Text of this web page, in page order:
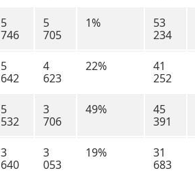
5
746
5
705
1%
53
234
5
642
4
623
22%
41
252
5
532
3
706
49%
45
391
3
640
3
053
19%
31
683